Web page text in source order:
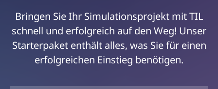
Bringen Sie Ihr Simulationsprojekt mit TIL
schnell und erfolgreich auf den Weg! Unser
Starterpaket enthält alles, was Sie für einen
erfolgreichen Einstieg benötigen.